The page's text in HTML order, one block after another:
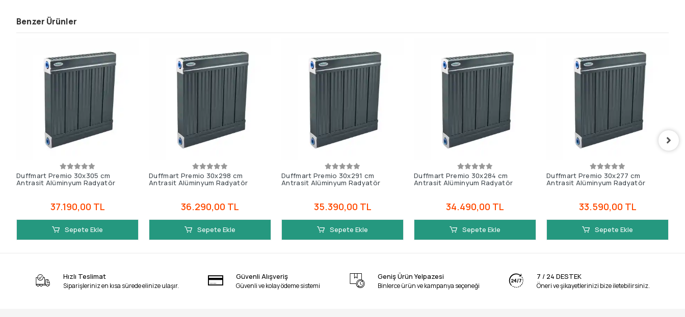
Benzer Ürünler
Duffmart Premio 30x305 cm
Antrasit Alüminyum Radyatör
37.190,00 TL
Sepete Ekle
Duffmart Premio 30x298 cm
Antrasit Alüminyum Radyatör
36.290,00 TL
Sepete Ekle
Duffmart Premio 30x291 cm
Antrasit Alüminyum Radyatör
35.390,00 TL
Sepete Ekle
Duffmart Premio 30x284 cm
Antrasit Alüminyum Radyatör
34.490,00 TL
Sepete Ekle
Duffmart Premio 30x277 cm
Antrasit Alüminyum Radyatör
33.590,00 TL
Sepete Ekle
Hızlı Teslimat
Siparişleriniz en kısa sürede elinize ulaşır.
Güvenli Alışveriş
Güvenli ve kolay ödeme sistemi
Geniş Ürün Yelpazesi
Binlerce ürün ve kampanya seçeneği
7 / 24 DESTEK
Öneri ve şikayetlerinizi bize iletebilirsiniz.